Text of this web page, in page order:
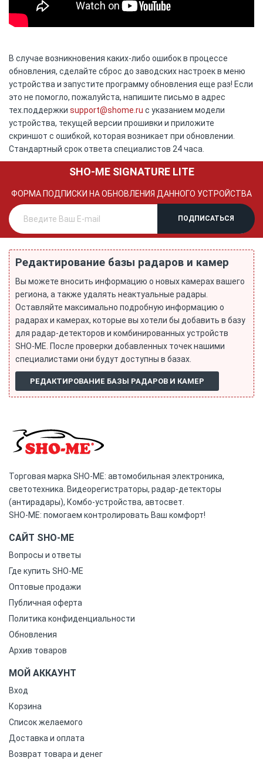
В случае возникновения каких-либо ошибок в процессе
обновления, сделайте сброс до заводских настроек в меню
устройства и запустите программу обновления еще раз! Если
это не помогло, пожалуйста, напишите письмо в адрес
тех.поддержки support@shome.ru c указанием модели
устройства, текущей версии прошивки и приложите
скриншот с ошибкой, которая возникает при обновлении.
Стандартный срок ответа специалистов 24 часа.
SHO-ME SIGNATURE LITE
ФОРМА ПОДПИСКИ НА ОБНОВЛЕНИЯ ДАННОГО УСТРОЙСТВА
Редактирование базы радаров и камер
Вы можете вносить информацию о новых камерах вашего
региона, а также удалять неактуальные радары.
Оставляйте максимально подробную информацию о
радарах и камерах, которые вы хотели бы добавить в базу
для радар-детекторов и комбинированных устройств
SHO-ME. После проверки добавленных точек нашими
специалистами они будут доступны в базах.
РЕДАКТИРОВАНИЕ БАЗЫ РАДАРОВ И КАМЕР
Торговая марка SHO-ME: автомобильная электроника,
светотехника. Видеорегистраторы, радар-детекторы
(антирадары), Комбо-устройства, автосвет.
SHO-ME: помогаем контролировать Ваш комфорт!
САЙТ SHO-ME
Вопросы и ответы
Где купить SHO-ME
Оптовые продажи
Публичная оферта
Политика конфиденциальности
Обновления
Архив товаров
МОЙ АККАУНТ
Вход
Корзина
Список желаемого
Доставка и оплата
Возврат товара и денег